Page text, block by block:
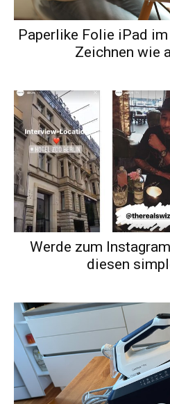
Paperlike Folie iPad
Zeichnen wie
Werde zum
diesen